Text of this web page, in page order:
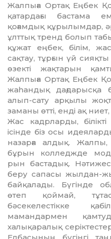
Жалпыға Ортақ Еңбек
қатардағы бастама
қоғамдық құрылымдар,
ұлттық тренд бо­­лып
құ­жат еңбек, білім,
сақтау, тұрғын үй
өзекті жақтарын
Жалпыға Ортақ Еңбек
жаһандық дағдарысқа
алып-сату арқылы
заманы өтті, енді ақ
Жас кадрларды,
ісінде біз осы
назарға алдық.
бұрын кол­лед­ж­де
рын бастадық.
беру сапасы жылдан-
байқалады. Бүгінде
өтеп қоймай,
бәсекелестікке
мамандармен
халықаралық